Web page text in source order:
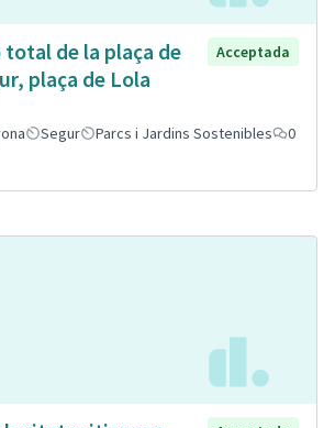
total de la plaça de
plaça de Lola
Acceptada
Segur Parcs i Jardins Sostenibles
0